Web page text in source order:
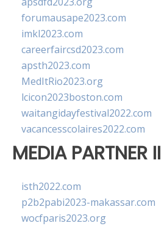
forumausape2023.com
imkl2023.com
careerfaircsd2023.com
apsth2023.com
MedItRio2023.org
lcicon2023boston.com
waitangidayfestival2022.com
vacancesscolaires2022.com
MEDIA PARTNER II
isth2022.com
p2b2pabi2023-makassar.com
wocfparis2023.org